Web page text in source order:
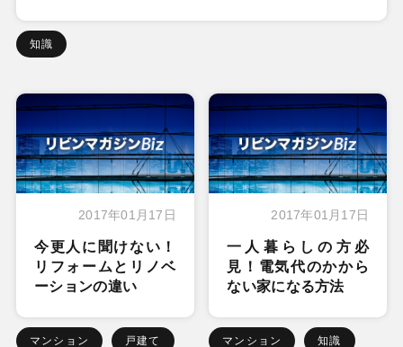
知識
2017年01月17日
今更人に聞けない！
リフォームとリノベ
ーションの違い
マンション 戸建て
2017年01月17日
一人暮らしの方必
見！電気代のかから
ない家になる方法
マンション 知識